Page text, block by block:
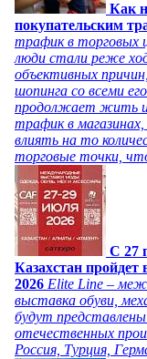
Как
покупательским
трафик в торговых
люди стали реже
объективных
шопинга со всеми
продолжает жить и
трафик в
влиять на то
торговые точки,
C 27
Казахстан
2026 Elite Line –
выставка обуви,
будут
отечественных
Россия, Турция,